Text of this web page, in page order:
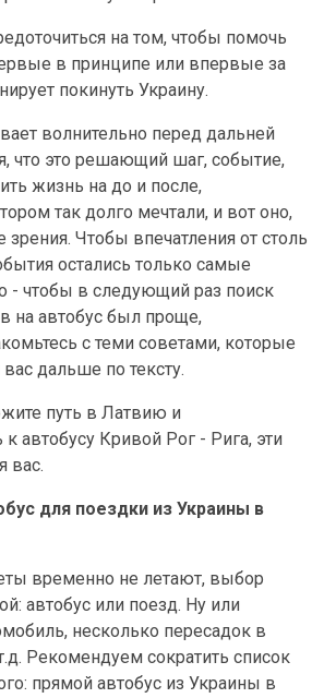
на том, чтобы помочь
в принципе или впервые за
покинуть Украину.
волнительно перед дальней
что это решающий шаг, событие,
жизнь на до и после,
так долго мечтали, и вот оно,
зрения. Чтобы впечатления от столь
остались только самые
- чтобы в следующий раз поиск
на автобус был проще,
с теми советами, которые
дальше по тексту.
путь в Латвию и
к автобусу Кривой Рог - Рига, эти
вас.
для поездки из Украины в
временно не летают, выбор
автобус или поезд. Ну или
несколько пересадок в
Рекомендуем сократить список
прямой автобус из Украины в